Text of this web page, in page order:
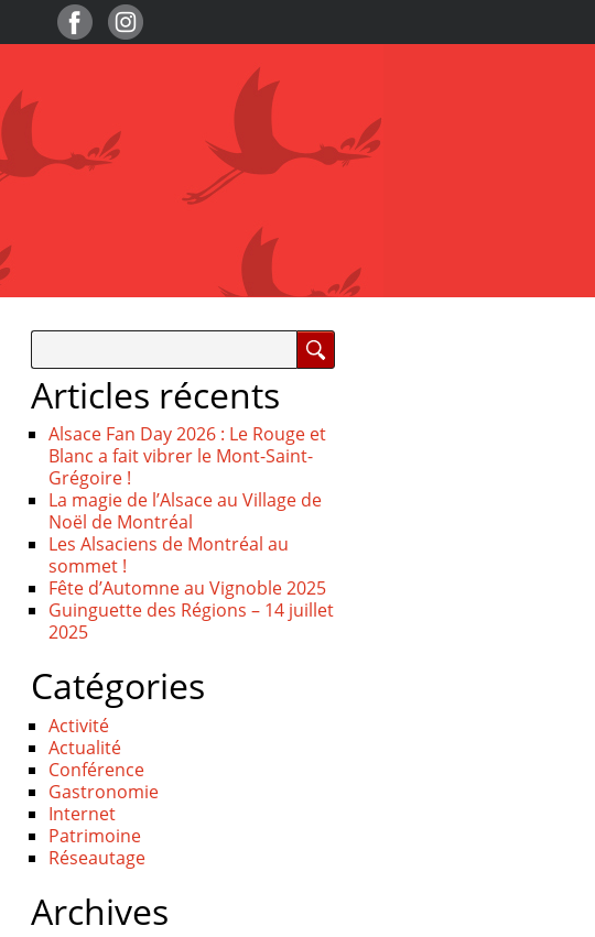
Articles récents
Alsace Fan Day 2026 : Le Rouge et
Blanc a fait vibrer le Mont-Saint-
Grégoire !
La magie de l’Alsace au Village de
Noël de Montréal
Les Alsaciens de Montréal au
sommet !
Fête d’Automne au Vignoble 2025
Guinguette des Régions – 14 juillet
2025
Catégories
Activité
Actualité
Conférence
Gastronomie
Internet
Patrimoine
Réseautage
Archives